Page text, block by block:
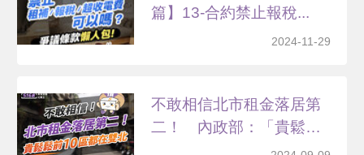
篇】13-合約禁止報稅...
2024-11-29
不敢相信北市租金落居第
二！ 內政部：「貴鬆